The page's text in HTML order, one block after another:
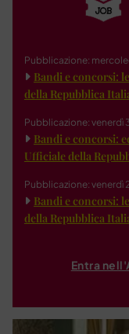
Pubblicazione:
Bandi e concorsi:
della Repubblica
Pubblicazione: venerdì
Bandi e concorsi:
Ufficiale della
Pubblicazione: venerdì
Bandi e concorsi:
della Repubblica
Entra